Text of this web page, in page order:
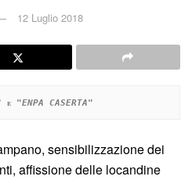
12 Luglio 2018
ᴇ "ENPA CASERTA"
sensibilizzazione dei
affissione delle locandine